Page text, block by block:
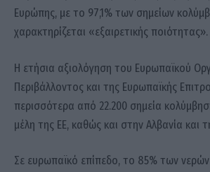
Ευρώπης, με το 97,1% των σημείων
χαρακτηρίζεται «εξαιρετικής ποιότητας».
Η ετήσια αξιολόγηση του Ευρωπαϊκού
Περιβάλλοντος και της Ευρωπαϊκής
περισσότερα από 22.200 σημεία
μέλη της ΕΕ, καθώς και στην Αλβανία και
Σε ευρωπαϊκό επίπεδο, το 85% των